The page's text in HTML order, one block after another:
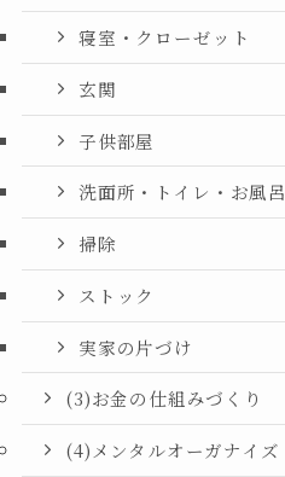
寝室・クローゼット
玄関
子供部屋
洗面所・トイレ・お風呂
掃除
ストック
実家の片づけ
(3)お金の仕組みづくり
(4)メンタルオーガナイズ